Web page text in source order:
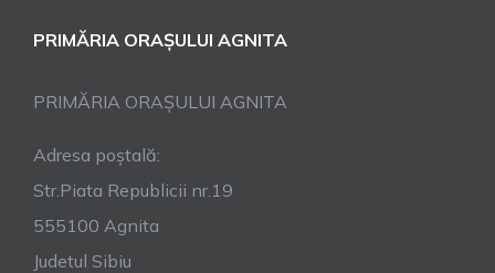
PRIMĂRIA ORAȘULUI AGNITA
PRIMĂRIA ORAȘULUI AGNITA
Adresa poștală:
Str.Piata Republicii nr.19
555100 Agnita
Judetul Sibiu